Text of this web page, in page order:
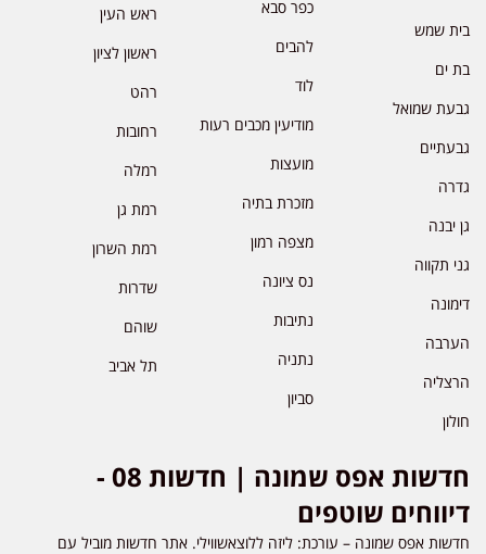
בית שמש
בת ים
גבעת שמואל
גבעתיים
גדרה
גן יבנה
גני תקווה
דימונה
הערבה
הרצליה
חולון
כפר סבא
להבים
לוד
מודיעין מכבים רעות
מועצות
מזכרת בתיה
מצפה רמון
נס ציונה
נתיבות
נתניה
סביון
ראש העין
ראשון לציון
רהט
רחובות
רמלה
רמת גן
רמת השרון
שדרות
שוהם
תל אביב
חדשות אפס שמונה | חדשות 08 -
דיווחים שוטפים
חדשות אפס שמונה – עורכת: ליזה ללוצאשווילי. אתר חדשות מוביל עם